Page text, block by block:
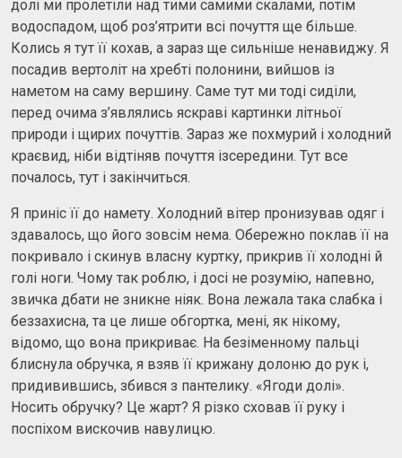
долі ми пролетіли над тими самими скалами, потім
водоспадом, щоб роз’ятрити всі почуття ще більше.
Колись я тут її кохав, а зараз ще сильніше ненавиджу. Я
посадив вертоліт на хребті полонини, вийшов із
наметом на саму вершину. Саме тут ми тоді сиділи,
перед очима з’являлись яскраві картинки літньої
природи і щирих почуттів. Зараз же похмурий і холодний
краєвид, ніби відтіняв почуття ізсередини. Тут все
почалось, тут і закінчиться.
Я приніс її до намету. Холодний вітер пронизував одяг і
здавалось, що його зовсім нема. Обережно поклав її на
покривало і скинув власну куртку, прикрив її холодні й
голі ноги. Чому так роблю, і досі не розумію, напевно,
звичка дбати не зникне ніяк. Вона лежала така слабка і
беззахисна, та це лише обгортка, мені, як нікому,
відомо, що вона прикриває. На безіменному пальці
блиснула обручка, я взяв її крижану долоню до рук і,
придивившись, збився з пантелику. «Ягоди долі».
Носить обручку? Це жарт? Я різко сховав її руку і
поспіхом вискочив навулицю.